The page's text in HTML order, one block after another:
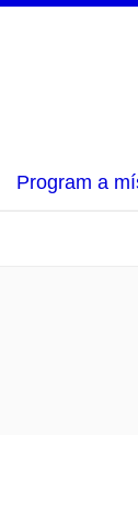
Program a